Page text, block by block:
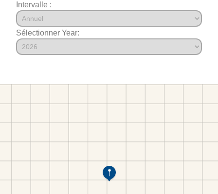
Intervalle :
Sélectionner Year: